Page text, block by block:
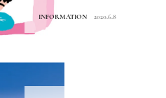
INFORMATION 2020.6.8